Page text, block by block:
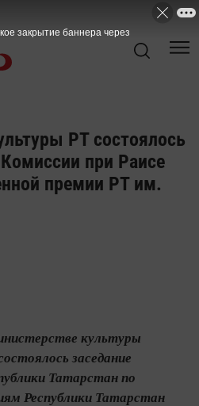
РТ состоялось
при Раисе
премии РТ им.
культуры
заседание
Татарстан по
Республики Татарстан
закрытие баннера через